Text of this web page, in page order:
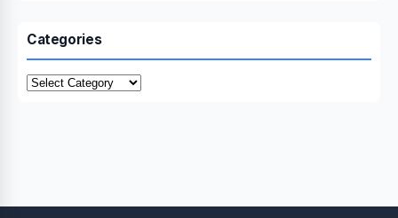
Categories
Categories